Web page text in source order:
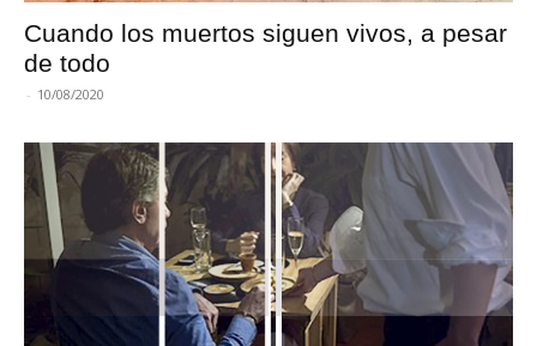
Cuando los muertos siguen vivos, a pesar
de todo
- 10/08/2020